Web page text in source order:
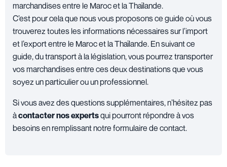
marchandises entre le Maroc et la Thaïlande.
C’est pour cela que nous vous proposons ce guide où vous
trouverez toutes les informations nécessaires sur l’import
et l’export entre le Maroc et la Thaïlande. En suivant ce
guide, du transport à la législation, vous pourrez transporter
vos marchandises entre ces deux destinations que vous
soyez un particulier ou un professionnel.
Si vous avez des questions supplémentaires, n’hésitez pas
àcontacter nos expertsqui pourront répondre à vos
besoins en remplissant notre formulaire de contact.